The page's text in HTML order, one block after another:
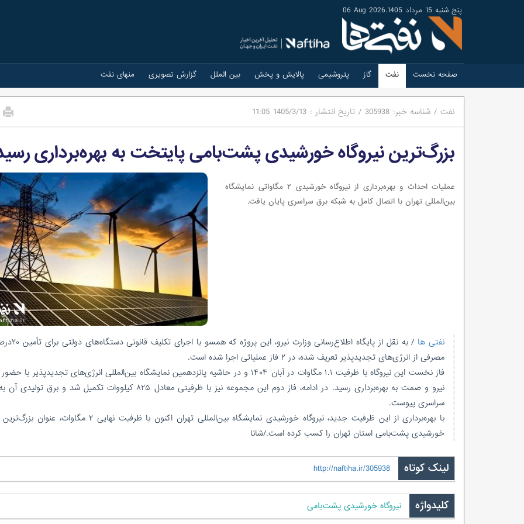
پنج شنبه 15 مرداد 1405 .
06 Aug 2026
صفحه نخست نفت گاز پتروشیمی پالایش و پخش بین الملل گزارش تصویری منهای نفت
نفت / شناسه خبر: 305938
/ تاریخ انتشار : 1405/3/13
11:05
بزرگ‌ترین نیروگاه خورشیدی پشت‌بامی پایتخت به بهره‌برداری
عملیات احداث و بهره‌برداری از نیروگاه خورشیدی ۲ مگاواتی نمایشگاه
بین‌المللی تهران با اتصال کامل به شبکه برق سراسری پایان یافت.
نفتی ها
/ به نقل از پایگاه اطلاع‌رسانی
مصرفی از انرژی‌های تجدیدپذیر تعریف شده، در ۲ فاز عملیاتی اجرا شده است.
فاز نخست این نیروگاه با ظرفیت ۱.۱ مگاوات در آبان‌ ۱۴۰۴ و در حاشیه پانزدهمین نمایشگاه بین‌المللی انرژی‌های تجدیدپذیر با
نیرو و صمت به بهره‌برداری رسید. در ادامه، فاز دوم این مجموعه نیز با ظرفیتی معادل ۸۲۵ کیلووات تکمیل شد و
سراسری پیوست.
با بهره‌برداری از این ظرفیت جدید، نیروگاه خورشیدی نمایشگاه بین‌المللی تهران اکنون با ظرفیت نهایی ۲
خورشیدی پشت‌بامی استان تهران را کسب کرده است./شانا
لینک کوتاه http://naftiha.ir/305938
کلیدواژه نیروگاه خورشیدی پشت‌بامی